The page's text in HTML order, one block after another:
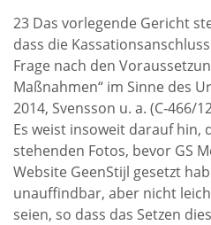
23 Das vorlegende Gericht
dass die
Frage nach den
Maßnahmen“ im Sinne des
2014, Svensson u. a. (C‑466/
Es weist insoweit darauf hin,
stehenden Fotos, bevor GS
Website GeenStijl gesetzt
unauffindbar, aber nicht
seien, so dass das Setzen